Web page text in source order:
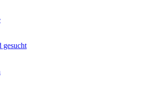
gesucht